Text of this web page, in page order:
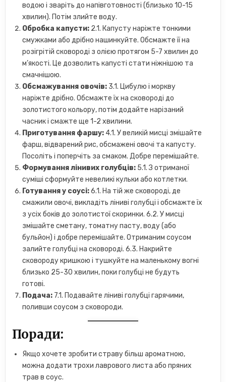
водою і зваріть до напівготовності (близько 10-15
хвилин). Потім злийте воду.
Обробка капусти: 2.1. Капусту наріжте тонкими
смужками або дрібно нашинкуйте. Обсмажте її на
розігрітій сковороді з олією протягом 5-7 хвилин до
м’якості. Це дозволить капусті стати ніжнішою та
смачнішою.
Обсмажування овочів: 3.1. Цибулю і моркву
наріжте дрібно. Обсмажте їх на сковороді до
золотистого кольору, потім додайте нарізаний
часник і смажте ще 1-2 хвилини.
Приготування фаршу: 4.1. У великій мисці змішайте
фарш, відварений рис, обсмажені овочі та капусту.
Посоліть і поперчіть за смаком. Добре перемішайте.
Формування лінивих голубців: 5.1. З отриманої
суміші сформуйте невеликі кульки або котлетки.
Готування у соусі:6.1. На тій же сковороді, де
смажили овочі, викладіть ліниві голубці і обсмажте їх
з усіх боків до золотистої скоринки. 6.2. У мисці
змішайте сметану, томатну пасту, воду (або
бульйон) і добре перемішайте. Отриманим соусом
залийте голубці на сковороді. 6.3. Накрийте
сковороду кришкою і тушкуйте на маленькому вогні
близько 25-30 хвилин, поки голубці не будуть
готові.
Подача: 7.1. Подавайте ліниві голубці гарячими,
поливши соусом з сковороди.
Поради:
Якщо хочете зробити страву більш ароматною,
можна додати трохи лаврового листа або пряних
трав в соус.